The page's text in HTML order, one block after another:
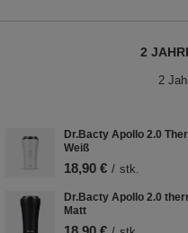
2
2
Dr.Bacty Apollo 2.0
Weiß
18,90 € / stk.
Dr.Bacty Apollo 2.0
Matt